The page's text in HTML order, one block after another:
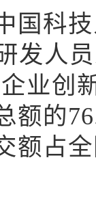
科技
发人
业创
额的
额占